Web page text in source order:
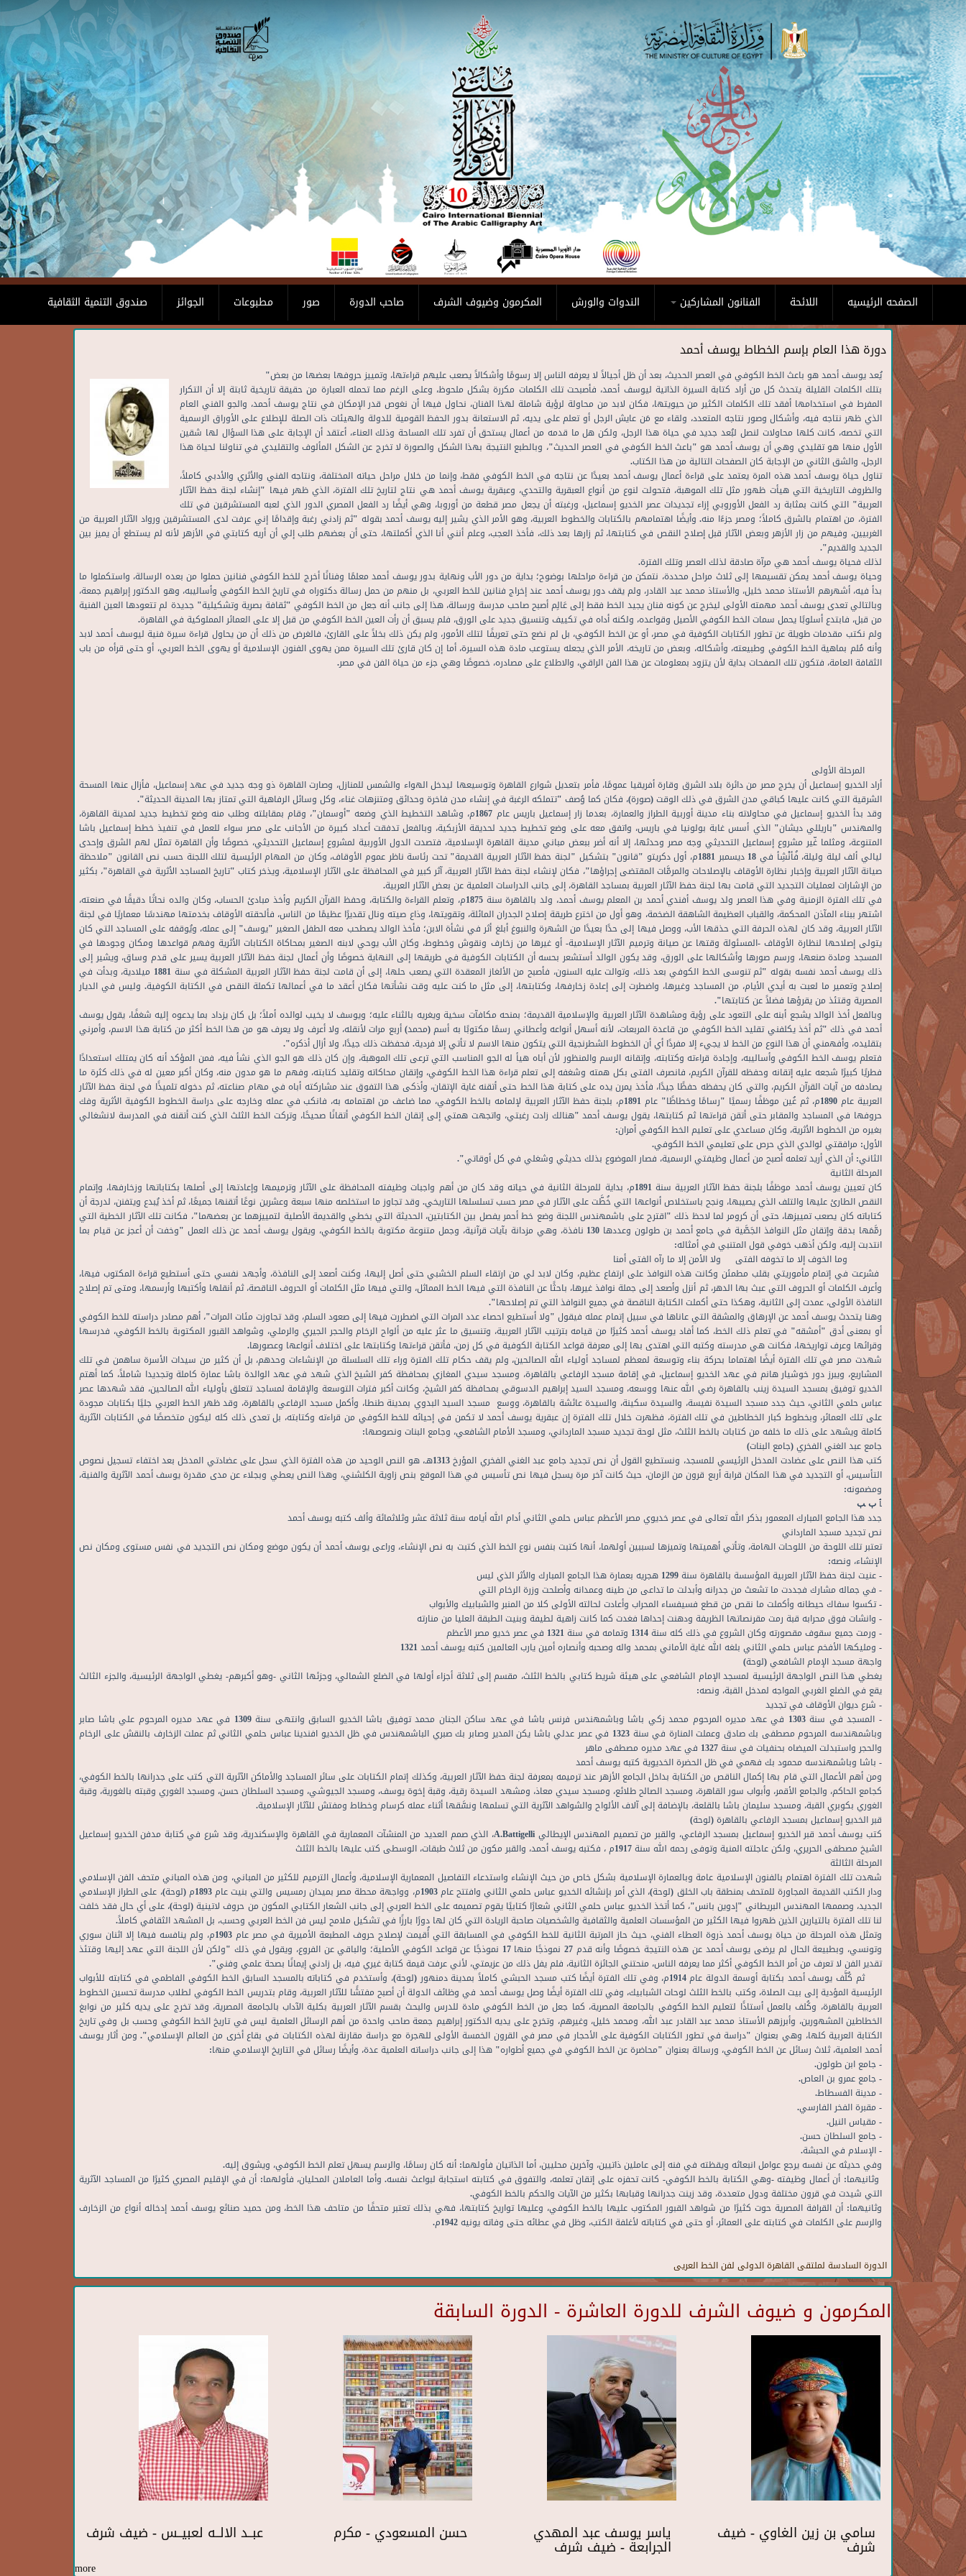
Skip to main content
صندوق التنمية الثقافية الجوائز مطبوعات صور صاحب الدورة المكرمون وضيوف الشرف الندوات والورش الفنانون المشاركين اللائحة الصفحه الرئيسيه
دورة هذا العام بإسم الخطاط يوسف أحمد
يُعد يوسف أحمد هو باعث الخط الكوفي في العصر الحديث، بعد أن ظل أجيالاً لا يعرفه الناس إلا رسومًا وأشكالاً يصعب عليهم قراءتها، وتمييز حروفها بعضها من بعض"
بتلك الكلمات القليلة يتحدث كل من أراد كتابة السيرة الذاتية ليوسف أحمد، فأصبحت تلك الكلمات مكررة بشكل ملحوظ، وعلى الرغم مما تحمله العبارة من حقيقة تاريخية ثابتة إلا أن التكرار
المفرط في استخدامها أفقد تلك الكلمات الكثير من حيويتها، فكان لابد من محاولة لرؤية شاملة لهذا الفنان، نحاول فيها أن نغوص قدر الإمكان في نتاج يوسف أحمد، والجو الفني العام
الذي ظهر نتاجه فيه، وأشكال وصور نتاجه المتعدد، ولقاء مع مَن عايش الرجل أو تعلم على يديه، ثم الاستعانة بدور الحفظ القومية للدولة والهيئات ذات الصلة للإطلاع على الأوراق الرسمية
التي تخصه، كانت كلها محاولات لنصل لبُعد جديد في حياة هذا الرجل، ولكن هل ما قدمه من أعمال يستحق أن تفرد تلك المساحة وذلك العناء، أعتقد أن الإجابة على هذا السؤال لها شقين
الأول منها هو تقليدي وهي أن يوسف أحمد هو "باعث الخط الكوفي في العصر الحديث"، وبالطبع النتيجة بهذا الشكل والصورة لا تخرج عن الشكل المألوف والتقليدي في تناولنا لحياة هذا
الرجل، والشق الثاني من الإجابة كان الصفحات التالية من هذا الكتاب.
تناول حياة يوسف أحمد هذه المرة يعتمد على قراءة أعمال يوسف أحمد بعيدًا عن نتاجه في الخط الكوفي فقط، وإنما من خلال مراحل حياته المختلفة، ونتاجه الفني والأثري والأدبي كاملاً،
والظروف التاريخية التي هيأت ظهور مثل تلك الموهبة، فتحولت لنوع من أنواع العبقرية والتحدي، وعبقرية يوسف أحمد هي نتاج لتاريخ تلك الفترة، الذي ظهر فيها "إنشاء لجنة حفظ الآثار
العربية" التي كانت بمثابة رد الفعل الأوروبي إزاء تجديدات عصر الخديو إسماعيل، ورغبته أن يجعل مصر قطعة من أوروبا، وهي أيضًا رد الفعل المصري الدور الذي لعبه المستشرقين في تلك
الفترة، من اهتمام بالشرق كاملاً؛ ومصر جزءًا منه. وأيضًا اهتمامهم بالكتابات والخطوط العربية، وهو الأمر الذي يشير إليه يوسف أحمد بقوله "ثم زادني رغبة وإقدامًا إني عرفت لدى المستشرقين ورواد الآثار العربية من
الغربيين، وفيهم من زار الأزهر وبعض الآثار قبل إصلاح النقص في كتابتها، ثم زارها بعد ذلك، فأخذ العجب، وعلم أنني أنا الذي أكملتها، حتى أن بعضهم طلب إلي أن أريه كتابتي في الأزهر لأنه لم يستطع أن يميز بين
الجديد والقديم".
لذلك فحياة يوسف أحمد هي مرآة صادقة لذلك العصر وتلك الفترة.
وحياة يوسف أحمد يمكن تقسيمها إلى ثلاث مراحل محددة، نتمكن من قراءة مراحلها بوضوح؛ بداية من دور الأب ونهاية بدور يوسف أحمد معلمًا وفنانًا أخرج للخط الكوفي فنانين حملوا من بعده الرسالة، واستكملوا ما
بدأ فيه، أشهرهم الأستاذ محمد خليل، والأستاذ محمد عبد القادر، ولم يقف دور يوسف أحمد عند إخراج فنانين للخط العربي، بل منهم من حمل رسالة دكتوراه في تاريخ الخط الكوفي وأساليبه، وهو الدكتور إبراهيم جمعة،
وبالتالي تعدى يوسف أحمد مهمته الأولى ليخرج عن كونه فنان يجيد الخط فقط إلى عَالِم أصبح صاحب مدرسة ورسالة، هذا إلى جانب أنه جعل من الخط الكوفي "ثقافة بصرية وتشكيلية" جديدة لم تتعودها العين الفنية
من قبل، فابتدع أسلوبًا يحمل سمات الخط الكوفي الأصيل وقواعده، ولكنه أداه في تكييف وتنسيق جديد على الورق، فلم يسبق أن رأت العين الخط الكوفي من قبل إلا على العمائر المملوكية في القاهرة.
ولم نكتب مقدمات طويلة عن تطور الكتابات الكوفية في مصر، أو عن الخط الكوفي، بل لم نضع حتى تعريفًا لتلك الأمور، ولم يكن ذلك بخلاً على القارئ، فالغرض من ذلك أن من يحاول قراءة سيرة فنية ليوسف أحمد لابد
وأنه مُلم بماهية الخط الكوفي وطبيعته، وأشكاله، وبعض من تاريخه، الأمر الذي يجعله يستوعب مادة هذه السيرة، أما إن كان قارئ تلك السيرة ممن يهوى الفنون الإسلامية أو يهوى الخط العربي، أو حتى قرأه من باب
الثقافة العامة، فتكون تلك الصفحات بداية لأن يتزود بمعلومات عن هذا الفن الراقي، والاطلاع على مصادره، خصوصًا وهي جزء من حياة الفن في مصر.
المرحلة الأولى
أراد الخديو إسماعيل أن يخرج مصر من دائرة بلاد الشرق وقارة أفريقيا عمومًا، فأمر بتعديل شوارع القاهرة وتوسيعها ليدخل الهواء والشمس للمنازل، وصارت القاهرة ذو وجه جديد في عهد إسماعيل، فأزال عنها المسحة
الشرقية التي كانت عليها كباقي مدن الشرق في ذلك الوقت (صورة)، فكان كما وُصف "تتملكه الرغبة في إنشاء مدن فاخرة وحدائق ومتنزهات غناء، وكل وسائل الرفاهية التي تمتاز بها المدينة الحديثة".
وقد بدأ الخديو إسماعيل في محاولاته بناء مدينة أوربية الطراز والعمارة، بعدما زار إسماعيل باريس عام 1867م، وشاهد التخطيط الذي وضعه "أوسمان"، وقام بمقابلته وطلب منه وضع تخطيط جديد لمدينة القاهرة،
والمهندس "باريللي ديشان" الذي أسس غابة بولونيا في باريس، واتفق معه على وضع تخطيط جديد لحديقة الأزبكية، وبالفعل تدفقت أعداد كبيرة من الأجانب على مصر سواء للعمل في تنفيذ خطط إسماعيل باشا
المتنوعة، ومثلما غّير مشروع إسماعيل التحديثي وجه مصر وحدثها، إلا أنه أضر ببعض مباني مدينة القاهرة الإسلامية، فتصدت الدول الأوربية لمشروع إسماعيل التحديثي، خصوصًا وأن القاهرة تمثل لهم الشرق وإحدى
ليالي ألف ليلة وليلة، فُأنْشِأ في 18 ديسمبر 1881م، أول دكريتو "قانون" بتشكيل "لجنة حفظ الآثار العربية القديمة" تحت رئاسة ناظر عموم الأوقاف، وكان من المهام الرئيسية لتلك اللجنة حسب نص القانون "ملاحظة
صيانة الآثار العربية وإخبار نظارة الأوقاف بالإصلاحات والمرمَّات المقتضى إجراؤها"، فكان لإنشاء لجنة حفظ الآثار العربية، آثر كبير في المحافظة على الآثار الإسلامية، ويذخر كتاب "تاريخ المساجد الأثرية في القاهرة"، بكثير
من الإشارات لعمليات التجديد التي قامت بها لجنة حفظ الآثار العربية بمساجد القاهرة، إلى جانب الدراسات العلمية عن بعض الآثار العربية.
في تلك الفترة الزمنية وفي هذا العصر ولد يوسف أفندي أحمد بن المعلم يوسف أحمد، ولد بالقاهرة سنة 1875م، وتعلم القراءة والكتابة، وحفظ القرآن الكريم وأخذ مبادئ الحساب، وكان والده نحاتًا دقيقًا في صنعته،
اشتهر ببناء المآذن المحكمة، والقباب العظيمة الشاهقة الضخمة، وهو أول من اخترع طريقة إصلاح الجدران المائلة، وتقويتها، وذاع صيته ونال تقديرًا عظيمًا من الناس، فألحقته الأوقاف بخدمتها مهندسًا معماريًا في لجنة
الآثار العربية، وقد كان لهذه الحرفة التي حذقها الأب، ووصل فيها إلى حدًا بعيدًا من الشهرة والنبوغ أبلغ أثر في نشأة الابن؛ فأخذ الوالد يصطحب معه الطفل الصغير "يوسف" إلى عمله، ويُوقفه على المساجد التي كان
يتولى إصلاحها لنظارة الأوقاف -المسئولة وقتها عن صيانة وترميم الآثار الإسلامية- أو غيرها من زخارف ونقوش وخطوط، وكان الأب يوحي لابنه الصغير بمحاكاة الكتابات الأثرية وفهم قواعدها ومكان وجودها في
المسجد ومادة صنعها، ورسم صورها وأشكالها على الورق، وقد يكون الوالد أستشعر بحسه أن الكتابات الكوفية في طريقها إلى النهاية خصوصًا وأن أعمال لجنة حفظ الآثار العربية يسير على قدم وساق، ويشير إلى
ذلك يوسف أحمد نفسه بقوله "ثم تنوسى الخط الكوفي بعد ذلك، وتوالت عليه السنون، فأصبح من الألغاز المعقدة التي يصعب حلها، إلى أن قامت لجنة حفظ الآثار العربية المشكلة في سنة 1881 ميلادية، وبدأت في
إصلاح وتعمير ما لعبت به أيدي الأيام، من المساجد وغيرها، واضطرت إلى إعادة زخارفها، وكتابتها، إلى مثل ما كنت عليه وقت نشأتها فكان أعقد ما في أعمالها تكملة النقص في الكتابة الكوفية. وليس في الديار
المصرية وقتئذ من يقرؤها فضلاً عن كتابتها".
وبالفعل أخذ الوالد يشجع أبنه على التعود على رؤية ومشاهدة الآثار العربية والإسلامية القديمة؛ بمنحه مكافآت سخية ويغريه بالثناء عليه؛ ويوسف لا يخيب لوالده أملاً؛ بل كان يزداد بما يدعوه إليه شغفًا، يقول يوسف
أحمد في ذلك "ثم أخذ يكلفني تقليد الخط الكوفي من قاعدة المربعات، لأنه أسهل أنواعه وأعطاني رسمًا مكتوبًا به أسم (محمد) أربع مرات لأنقله، ولا أعرف ولا يعرف هو من هذا الخط أكثر من كتابة هذا الاسم، وأمرني
بتقليده، وأفهمني أن هذا النوع من الخط لا يجيء إلا مفردًا أي أن الخطوط الشطرنجية التي يتكون منها الاسم لا تأتي إلا فردية. فحفظت ذلك جيدًا، ولا أزال أذكره".
فتعلم يوسف الخط الكوفي وأساليبه، وإجادة قراءته وكتابته، وإتقانه الرسم والمنظور لأن أباه هيأ له الجو المناسب التي ترعى تلك الموهبة، وإن كان ذلك هو الجو الذي نشأ فيه، فمن المؤكد أنه كان يمتلك استعدادًا
فطريًا كبيرًا شجعه عليه إتقانه وحفظه للقرآن الكريم، فانصرف الفتى بكل همته وشغفه إلى تعلم قراءة هذا الخط الكوفي، وإتقان محاكاته وتقليد كتابته، وفهم ما هو مدون منه، وكان أكبر معين له في ذلك كثرة ما
يصادفه من آيات القرآن الكريم، والتي كان يحفظه حفظًا جيدًا، فأخذ يمرن يده على كتابة هذا الخط حتى أتقنه غاية الإتقان، وأذكى هذا التفوق عند مشاركته أباه في مهام صناعته، ثم دخوله تلميذًا في لجنة حفظ الآثار
العربية عام 1890م، ثم عُين موظفًا رسميًا "رسامًا وخطاطًا" عام 1891م، بلجنة حفظ الآثار العربية لإلمامه بالخط الكوفي، مما ضاعف من اهتمامه به، فانكب في عمله وخارجه على دراسة الخطوط الكوفية الأثرية وفك
حروفها في المساجد والمقابر حتى أتقن قراءتها ثم كتابتها، يقول يوسف أحمد "هنالك زادت رغبتي، واتجهت همتي إلى إتقان الخط الكوفي أتقانًا صحيحًا، وتركت الخط الثلث الذي كنت أتقنه في المدرسة لانشغالي
بغيره من الخطوط الأثرية، وكان مساعدي على تعليم الخط الكوفي أمران:
الأول: مرافقتي لوالدي الذي حرص على تعليمي الخط الكوفي.
الثاني: أن الذي أريد تعلمه أصبح من أعمال وظيفتي الرسمية، فصار الموضوع بذلك حديثي وشغلي في كل أوقاتي".
المرحلة الثانية
كان تعيين يوسف أحمد موظفًا بلجنة حفظ الآثار العربية سنة 1891م، بداية للمرحلة الثانية في حياته وقد كان من أهم واجبات وظيفته المحافظة على الآثار وترميمها وإعادتها إلى أصلها بكتاباتها وزخارفها، وإتمام
النقص الطارئ عليها والتلف الذي يصيبها، ونجح باستخلاص أنواعها التي خُطَّت على الآثار في مصر حسب تسلسلها التاريخي. وقد تجاوز ما استخلصه منها سبعة وعشرين نوعًا أتقنها جميعًا، ثم أخذ يُبدع ويتفنن، لدرجة أن
كتاباته كان يصعب تمييزها، حتى أن كرومر لما لاحظ ذلك "اقترح على باشمهندس اللجنة وضع خط أحمر يفصل بين الكتابتين، الحديثة التي بخطي والقديمة الأصلية لتمييزهما عن بعضهما"، فكانت تلك الآثار الخطية التي
رمَّمَها بدقة وإتقان مثل النوافذ الجَصَّية في جامع أحمد بن طولون وعددها 130 نافذة، وهي مزدانة بآيات قرآنية، وجمل متنوعة مكتوبة بالخط الكوفي، ويقول يوسف أحمد عن ذلك العمل "وخفت أن أعجز عن قيام بما
انتدبت إليه، ولكن أذهب خوفي قول المتنبي في أمثاله:
وما الخوف إلا ما تخوفه الفتى ولا الأمن إلا ما رآه الفتى أمنا
فشرعت في إتمام مأموريتي بقلب مطمئن وكانت هذه النوافذ على ارتفاع عظيم، وكان لابد لي من ارتقاء السلم الخشبي حتى أصل إليها، وكنت أصعد إلى النافذة، وأجهد نفسي حتى أستطيع قراءة المكتوب فيها،
وأعرف الكلمات أو الحروف التي عبث بها الدهر، ثم أنزل وأصعد إلى جملة نوافذ غيرها، باحثًا عن النافذة التي فيها الخط المماثل، والتي فيها مثل الكلمات أو الحروف الناقصة، ثم أنقلها وأكتبها وأرسمها، ومتى تم إصلاح
النافذة الأولى، عمدت إلى الثانية، وهكذا حتى أكملت الكتابة الناقصة في جميع النوافذ التي تم إصلاحها".
وهنا يتحدث يوسف أحمد عن الإرهاق والمشقة التي عاناها في سبيل إتمام عمله فيقول "ولا أستطيع احصاء عدد المرات التي اضطررت فيها إلى صعود السلم، وقد تجاوزت مئات المرات"، أهم مصادر دراسته للخط الكوفي
أو بمعنى أدق "أمشقه" في تعلم ذلك الخط، كما أفاد يوسف أحمد كثيرًا من قيامه بترتيب الآثار العربية، وتنسيق ما عثر عليه من ألواح الرخام والحجر الجيري والرملي، وشواهد القبور المكتوبة بالخط الكوفي، فدرسها
وقرائها وعرف تواريخها، فكانت هي مدرسته وكتبه التي اهتدى بها إلى معرفة قواعد الكتابة الكوفية في كل زمن، فأتقن قراءتها وكتابتها على اختلاف أنواعها وعصورها.
شهدت مصر في تلك الفترة أيضًا اهتماما بحركة بناء وتوسعة لمعظم لمساجد أولياء الله الصالحين، ولم يقف حكام تلك الفترة وراء تلك السلسلة من الإنشاءات وحدهم، بل أن كثير من سيدات الأسرة ساهمن في تلك
المشاريع، ويبرز دور خوشيار هانم في عهد الخديو إسماعيل، في إقامة مسجد الرفاعي بالقاهرة، ومسجد سيدي المغازي بمحافظة كفر الشيخ الذي شهد في عهد الوالدة باشا عمارة كاملة وتجديدا شاملاً، كما أهتم
الخديو توفيق بمسجد السيدة زينب بالقاهرة رضي الله عنها ووسعه، ومسجد السيد إبراهيم الدسوقي بمحافظة كفر الشيخ، وكانت أكبر فترات التوسعة والإقامة لمساجد تتعلق بأولياء الله الصالحين، فقد شهدها عصر
عباس حلمي الثاني، حيث جدد مسجد السيدة نفيسة، والسيدة سكينة، والسيدة عائشة بالقاهرة، ووسع مسجد السيد البدوي بمدينة طنطا، وأكمل مسجد الرفاعي بالقاهرة، وقد ظهر الخط العربي جليًا بكتابات مجودة
على تلك العمائر، وبخطوط كبار الخطاطين في تلك الفترة، فظهرت خلال تلك الفترة إن عبقرية يوسف أحمد لا تكمن في إحيائه للخط الكوفي من قراءته وكتابته، بل تعدى ذلك كله ليكون متخصصًا في الكتابات الآثرية
كاملة ويشهد على ذلك ما خلفه من كتابات بالخط الثلث، مثل لوحة تجديد مسجد المارداني، ومسجد الأمام الشافعي، وجامع البنات ونصوصها:
جامع عبد الغني الفخري (جامع البنات)
كتب هذا النص على عضادت المدخل الرئيسي للمسجد، ونستطيع القول أن نص تجديد جامع عبد الغني الفخري المؤرخ 1313هـ، هو النص الوحيد من هذه الفترة الذي سجل على عضادتي المدخل بعد اختفاء تسجيل نصوص
التأسيس، أو التجديد في هذا المكان قرابة أربع قرون من الزمان، حيث كانت آخر مرة يسجل فيها نص تأسيس في هذا الموقع بنص زاوية الكلشني، وهذا النص يعطي وبجلاء عن مدى مقدرة يوسف أحمد الآثرية والفنية،
ومضمونه:
ﭑ ﭒ ﭓ
جدد هذا الجامع المبارك المعمور بذكر الله تعالى في عصر خديوي مصر الأعظم عباس حلمي الثاني أدام الله أيامه سنة ثلاثة عشر وثلاثمائة وألف كتبه يوسف أحمد
نص تجديد مسجد المارداني
تعتبر تلك اللوحة من اللوحات الهامة، وتأتي أهميتها وتميزها لسببين أولهما، أنها كتبت بنفس نوع الخط الذي كتبت به نص الإنشاء، وراعى يوسف أحمد أن يكون موضع ومكان نص التجديد في نفس مستوى ومكان نص
الإنشاء، ونصه:
- عنيت لجنة حفظ الآثار العربية المؤسسة بالقاهرة سنة 1299 هجريه بعمارة هذا الجامع المبارك والأثر الذي ليس
- في جماله مشارك فجددت ما تشعث من جدرانه وأبدلت ما تداعى من طينه وعمدانه وأصلحت وزرة الرخام التي
- تكسوا سفاك حيطانه وأكملت ما نقص من قطع فسيفساء المحراب وأعادت لحالته الأولى كلا من المنبر والشبابيك والأبواب
- وانشات فوق محرابه قبة رمت مقرنصاتها الظريفة ودهنت إحداها فغدت كما كانت زاهية لطيفة وبنيت الطبقة العليا من منارته
- ورمت جميع سقوف مقصورته وكان الشروع في ذلك كله سنة 1314 وتمامه في سنة 1321 في عصر خديو مصر الأعظم
- ومليكها الأفخم عباس حلمي الثاني بلغه الله غاية الأماني بمحمد واله وصحبه وأنصاره أمين يارب العالمين كتبه يوسف أحمد 1321
واجهة مسجد الإمام الشافعي (لوحة)
يغطي هذا النص الواجهة الرئيسية لمسجد الإمام الشافعي على هيئة شريط كتابي بالخط الثلث، مقسم إلى ثلاثة أجزاء أولها في الضلع الشمالي، وجزئها الثاني -وهو أكبرهم- يغطي الواجهة الرئيسية، والجزء الثالث
يقع في الضلع الغربي المواجه لمدخل القبة، ونصه:
- شرع ديوان الأوقاف في تجديد
- المسجد في سنة 1303 في عهد مديره المرحوم محمد زكي باشا وباشمهندس فرنس باشا في عهد ساكن الجنان محمد توفيق باشا الخديو السابق وانتهى سنة 1309 في عهد مديره المرحوم علي باشا صابر
وباشمهندسه المرحوم مصطفى بك صادق وعملت المنارة في سنة 1323 في عصر عدلي باشا يكن المدير وصابر بك صبري الباشمهندس في ظل الخديو افندينا عباس حلمي الثاني ثم عملت الزخارف بالنقش على الرخام
والحجر واستبدلت الميضاه بحنفيات في سنة 1327 في عهد مديره مصطفى ماهر
- باشا وباشمهندسه محمود بك فهمي في ظل الحضرة الخديوية كتبه يوسف أحمد
ومن أهم الأعمال التي قام بها إكمال الناقص من الكتابة بداخل الجامع الأزهر عند ترميمه بمعرفة لجنة حفظ الآثار العربية، وكذلك إتمام الكتابات على سائر المساجد والأماكن الآثرية التي كتب على جدرانها بالخط الكوفي،
كجامع الحاكم، والجامع الأقمر، وأبواب سور القاهرة، ومسجد الصالح طلائع، ومسجد سيدي معاذ، ومشهد السيدة رقية، وقبة إخوة يوسف، ومسجد الجيوشي، ومسجد السلطان حسن، ومسجد الغوري وقبته بالغورية، وقبة
الغوري بكوبري القبة، ومسجد سليمان باشا بالقلعة، بالإضافة إلى آلاف الألواح والشواهد الآثرية التي تسلمها ونسَّقها أثناء عمله كرسام وخطاط ومفتش للآثار الإسلامية.
قبر الخديو إسماعيل بمسجد الرفاعي بالقاهرة (لوحة)
كتب يوسف أحمد قبر الخديو إسماعيل بمسجد الرفاعي، والقبر من تصميم المهندس الإيطالي A.Battigelli، الذي صمم العديد من المنشآت المعمارية في القاهرة والإسكندرية، وقد شرع في كتابة مدفن الخديو إسماعيل
الشيخ مصطفى الحريري، ولكن عاجلته المنية وتوفى رحمه الله سنة 1917م ، فكتبه يوسف أحمد، والقبر مكون من ثلاث طبقات، الوسطى كتب عليها بالخط الثلث
المرحلة الثالثة
شهدت تلك الفترة اهتمام بالفنون الإسلامية عامة وبالعمارة الإسلامية بشكل خاص من حيث الإنشاء واستدعاء التفاصيل المعمارية الإسلامية، وأعمال الترميم للكثير من المباني، ومن هذه المباني متحف الفن الإسلامي
ودار الكتب القديمة المجاورة للمتحف بمنطقة باب الخلق (لوحة)، الذي أمر بإنشائه الخديو عباس حلمي الثاني وافتتح عام 1903م، وواجهة محطة مصر بميدان رمسيس والتي بنيت عام 1893م (لوحة)، على الطراز الإسلامي
الجديد، وصممها المهندس البريطاني "إدوين بانس"، كما أتخذ الخديو عباس حلمي الثاني شعارًا كتابيًا يقوم تصميمه على الخط العربي إلى جانب الشعار الكتابي المكون من حروف لاتينية (لوحة)، على أي حال فقد خلفت
لنا تلك الفترة بالتيارين الذين ظهروا فيها الكثير من المؤسسات العلمية والثقافية والشخصيات صاحبة الريادة التي كان لها دورًا بارزًا في تشكيل ملامح ليس فن الخط العربي وحسب، بل المشهد الثقافي كاملاً.
وتمثل هذه المرحلة من حياة يوسف أحمد ذروة العطاء الفني، حيث حاز المرتبة الثانية للخط الكوفي في المسابقة التي أُقيمت لإصلاح حروف المطبعة الأميرية في مصر عام 1903م، ولم ينافسه فيها إلا اثنان سوري
وتونسي، وبطبيعة الحال لم يرضى يوسف أحمد عن هذه النتيجة خصوصًا وأنه قدم 27 نموذجًا منها 17 نموذجًا عن قواعد الكوفي الأصلية؛ والباقي عن الفروع، ويقول في ذلك "ولكن لأن اللجنة التي عهد إليها وقتئذ
تقدير الفن لا تعرف من أمر الخط الكوفي أكثر مما يعرفه الناس، منحتني الجائزة الثانية، فلم يفل ذلك من عزيمتي، لأني عرفت قيمة كتابة غيري فيه، بل زادني إيمانًا بصحة علمي وفني".
ثم كُلَّف يوسف أحمد بكتابة أوسمة الدولة عام 1914م، وفي تلك الفترة أيضًا كتب مسجد الحبشي كاملاً بمدينة دمنهور (لوحة)، وأستخدم في كتاباته بالمسجد السابق الخط الكوفي الفاطمي في كتابته للأبواب
الرئيسية المؤدية إلى بيت الصلاة، وكتب بالخط الثلث لوحات الشبابيك، وفي تلك الفترة أيضًا وصل يوسف أحمد في وظائف الدولة أن أصبح مفتشًا للآثار العربية، وقام بتدريس الخط الكوفي لطلاب مدرسة تحسين الخطوط
العربية بالقاهرة، وكُلف بالعمل أستاذًا لتعليم الخط الكوفي بالجامعة المصرية، كما جعل من الخط الكوفي مادة للدرس والبحث بقسم الآثار العربية بكلية الآداب بالجامعة المصرية، وقد تخرج على يديه كثير من نوابغ
الخطاطين المشهورين، وأبرزهم الأستاذ محمد عبد القادر عبد الله، ومحمد خليل، وغيرهم، وتخرج على يديه الدكتور إبراهيم جمعة صاحب واحدة من أهم الرسائل العلمية ليس في تاريخ الخط الكوفي وحسب بل وفي تاريخ
الكتابة العربية كلها، وهي بعنوان "دراسة في تطور الكتابات الكوفية على الأحجار في مصر في القرون الخمسة الأولى للهجرة مع دراسة مقارنة لهذه الكتابات في بقاع أخرى من العالم الإسلامي". ومن أثار يوسف
أحمد العلمية، ثلاث رسائل عن الخط الكوفي، ورسالة بعنوان "محاضرة عن الخط الكوفي في جميع أطواره" هذا إلى جانب دراساته العلمية عدة، وأيضًا رسائل في التاريخ الإسلامي منها:
- جامع ابن طولون.
- جامع عمرو بن العاص.
- مدينة الفسطاط.
- مقبرة الفخر الفارسي.
- مقياس النيل.
- جامع السلطان حسن.
- الإسلام في الحبشة.
وفي حديثه عن نفسه يرجع عوامل انبعاثه ويقظته في فنه إلى عاملين ذاتيين، وآخرين محليين، أما الذاتيان فأولهما: أنه كان رسامًا، والرسم يسهل تعلم الخط الكوفي، ويشوق إليه.
وثانيهما: أن أعمال وظيفته -وهي الكتابة بالخط الكوفي- كانت تحفزه على إتقان تعلمه، والتفوق في كتابته استجابة لبواعث نفسه. وأما العاملان المحليان، فأولهما: أن في الإقليم المصري كثيرًا من المساجد الآثرية
التي شيدت في قرون مختلفة ودول متعددة، وقد زينت جدرانها وقبابها بكثير من الآيات والحكم بالخط الكوفي.
وثانيهما: أن القرافة المصرية حوت كثيرًا من شواهد القبور المكتوب عليها بالخط الكوفي، وعليها تواريخ كتابتها، فهي بذلك تعتبر متحفًا من متاحف هذا الخط، ومن حميد صنائع يوسف أحمد إدخاله أنواع من الزخارف
والرسم على الكلمات في كتابته على العمائر، أو حتى في كتاباته لأغلفة الكتب، وظل في عطائه حتى وفاته يونيه 1942م.
الدورة السادسة لملتقى القاهرة الدولى لفن الخط العريى
المكرمون و ضيوف الشرف للدورة العاشرة - الدورة السابقة
عبــد الالــه لعبيــس - ضيف شرف حسن المسعودي - مكرم ياسر يوسف عبد المهدي
الجرابعة - ضيف شرف
سامي بن زين الغاوي - ضيف
شرف
more